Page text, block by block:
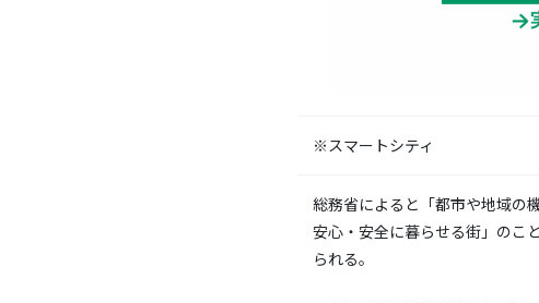
※スマートシティ
総務省によると「都市や地域の
安心・安全に暮らせる街」のこ
られる。